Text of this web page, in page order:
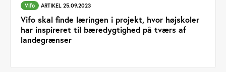
Vifo ARTIKEL 25.09.2023
Vifo skal finde læringen i projekt, hvor højskoler
har inspireret til bæredygtighed på tværs af
landegrænser